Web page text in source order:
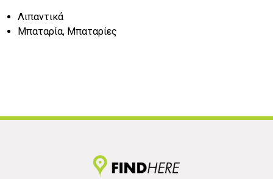
Λιπαντικά
Μπαταρία, Μπαταρίες